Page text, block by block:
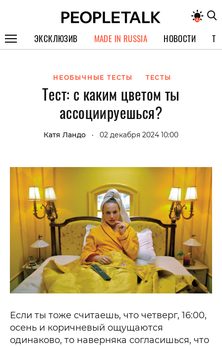
ЭКСКЛЮЗИВ
СПЕЦПРОЕКТЫ
ИНТЕРВЬЮ
ПОКОЛЕНИЕ
MADE IN RUSSIA НОВОСТИ
НЕОБЫЧНЫЕ ТЕСТЫ ТЕСТЫ
Тест: с каким цветом ты
ассоциируешься?
Катя Ландо • 02 декабря 2024 10:00
Если ты тоже считаешь, что четверг, 16:00,
осень и коричневый ощущаются
одинаково, то наверняка согласишься, что